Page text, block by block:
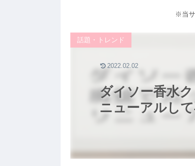
※当
ダイソー香水
ニューアルして
話題・トレンド
2022.02.02